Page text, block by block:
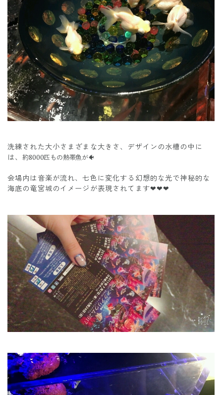
洗練された大小さまざまな大きさ、デザインの水槽の中に
は、約8000匹もの熱帯魚が🐠
会場内は音楽が流れ、七色に変化する幻想的な光で神秘的な
海底の竜宮城のイメージが表現されてます❤❤❤